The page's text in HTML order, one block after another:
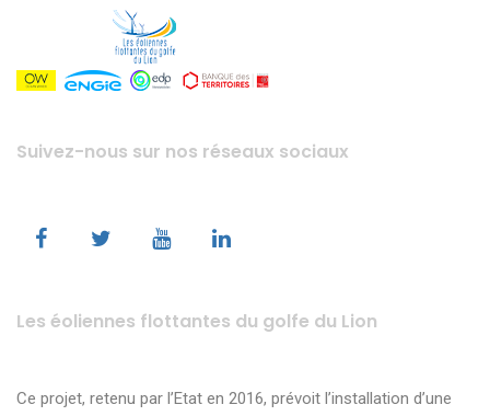
Suivez-nous sur nos réseaux sociaux
Les éoliennes flottantes du golfe du Lion
Ce projet, retenu par l’Etat en 2016, prévoit l’installation d’une